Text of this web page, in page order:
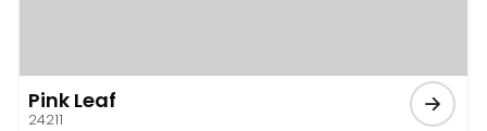
Pink Leaf
24211